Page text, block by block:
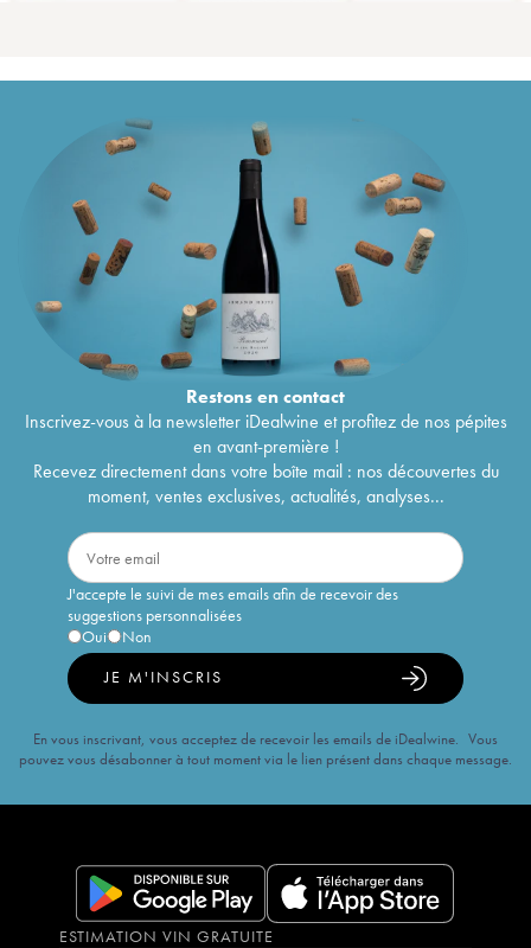
Restons encontact
Inscrivez-vous à la newsletter iDealwine et profitez de nos pépites
en avant-première !
Recevez directement dans votre boîte mail : nos découvertes du
moment, ventes exclusives, actualités, analyses...
J'accepte le suivi de mes emails afin de recevoir des
suggestions personnalisées
Oui
Non
JE M'INSCRIS
En vous inscrivant, vous acceptez de recevoir les emails de iDealwine. Vous
pouvez vous désabonner à tout moment via le lien présent dans chaque message.
ESTIMATION VIN GRATUITE